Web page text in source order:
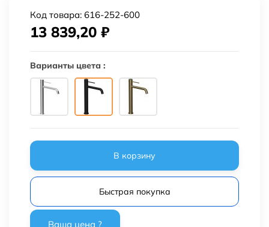
Код товара: 616-252-600
13 839,20 ₽
Варианты цвета :
В корзину
Быстрая покупка